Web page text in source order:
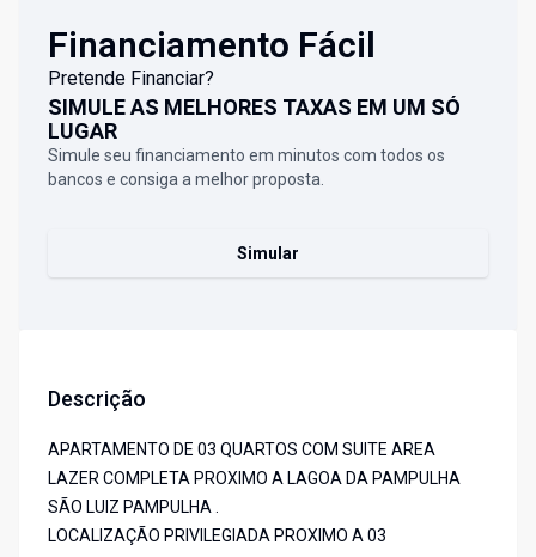
Financiamento Fácil
Pretende Financiar?
SIMULE AS MELHORES TAXAS EM UM SÓ
LUGAR
Simule seu financiamento em minutos com todos os
bancos e consiga a melhor proposta.
Simular
Descrição
APARTAMENTO DE 03 QUARTOS COM SUITE AREA
LAZER COMPLETA PROXIMO A LAGOA DA PAMPULHA
SÃO LUIZ PAMPULHA .
LOCALIZAÇÃO PRIVILEGIADA PROXIMO A 03